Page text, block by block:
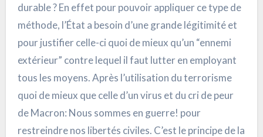
durable ? En effet pour pouvoir appliquer ce type de
méthode, l’État a besoin d’une grande légitimité et
pour justifier celle-ci quoi de mieux qu’un “ennemi
extérieur” contre lequel il faut lutter en employant
tous les moyens. Après l’utilisation du terrorisme
quoi de mieux que celle d’un virus et du cri de peur
de Macron: Nous sommes en guerre! pour
restreindre nos libertés civiles. C’est le principe de la